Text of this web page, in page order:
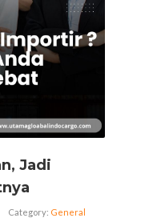
Jadi
Category: General